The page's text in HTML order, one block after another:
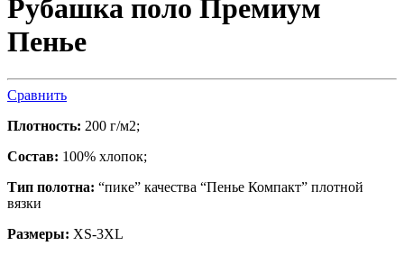
Рубашка поло Премиум
Пенье
Сравнить
Плотность: 200 г/м2;
Состав: 100% хлопок;
Тип полотна: “пике” качества “Пенье Компакт” плотной
вязки
Размеры: XS-3XL